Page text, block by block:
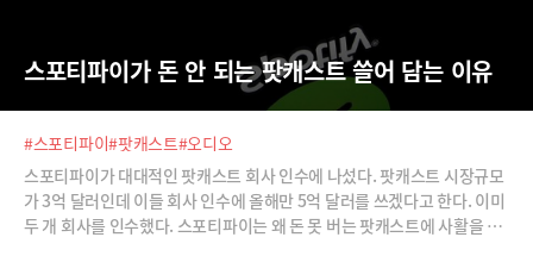
스포티파이가 돈 안 되는 팟캐스트 쓸어 담는 이유
#스포티파이#팟캐스트#오디오
스포티파이가 대대적인 팟캐스트 회사 인수에 나섰다. 팟캐스트 시장규모
가 3억 달러인데 이들 회사 인수에 올해만 5억 달러를 쓰겠다고 한다. 이미
두 개 회사를 인수했다. 스포티파이는 왜 돈 못 버는 팟캐스트에 사활을 걸